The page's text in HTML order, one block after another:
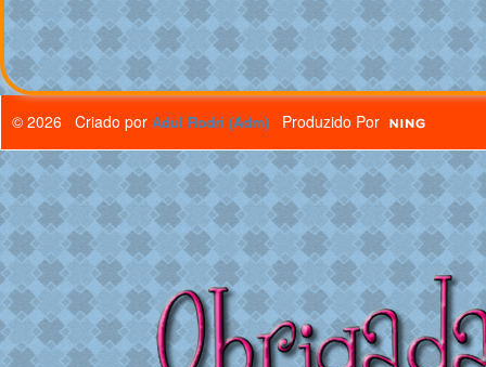
© 2026 Criado por Adul Rodri (Adm) Produzido Por